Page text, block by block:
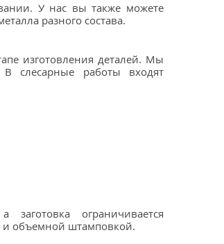
У нас вы также можете
разного состава.
изготовления деталей. Мы
слесарные работы входят
ограничивается
и объемной штамповкой.